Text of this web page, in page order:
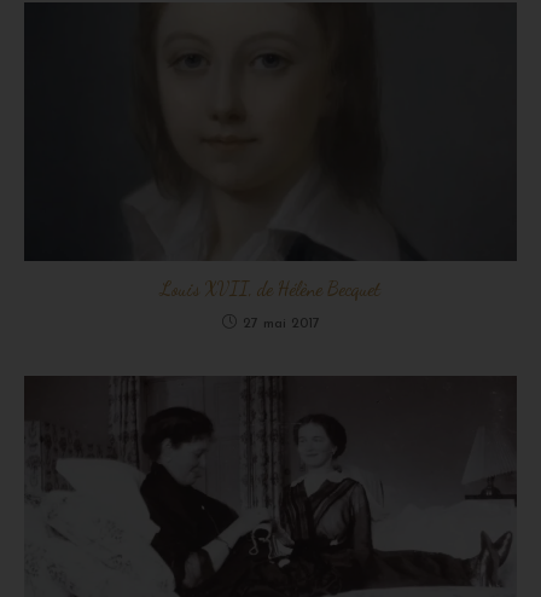
Louis XVII, de Hélène Becquet
27 mai 2017